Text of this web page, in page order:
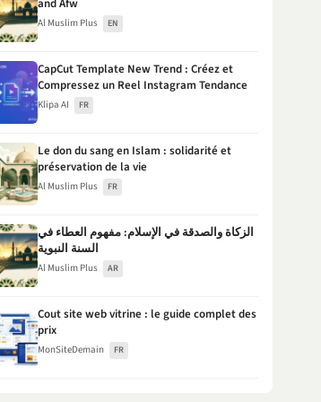
and Afw
Al Muslim Plus EN
CapCut Template New Trend : Créez et
Compressez un Reel Instagram Tendance
Klipa AI FR
Le don du sang en Islam : solidarité et
préservation de la vie
Al Muslim Plus FR
الزكاة والصدقة في الإسلام: مفهوم العطاء في
السنة النبوية
Al Muslim Plus AR
Cout site web vitrine : le guide complet des
prix
MonSiteDemain FR